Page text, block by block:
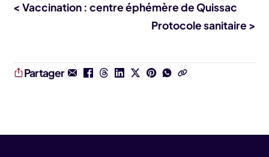
< Vaccination : centre éphémère de Quissac
Protocole sanitaire >
Partager